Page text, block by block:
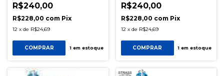
R$240,00
R$228,00 com Pix
12 x de R$24,69
COMPRAR 1em estoque
R$240,00
R$228,00 com Pix
12 x de R$24,69
COMPRAR 1 em estoque